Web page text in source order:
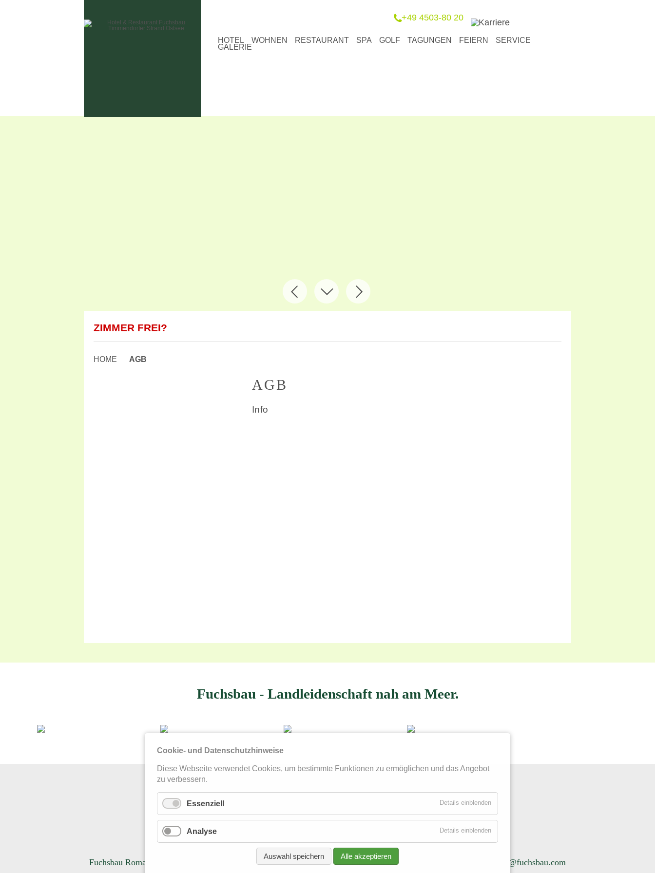
+49 4503-80 20
HOTEL WOHNEN RESTAURANT SPA GOLF TAGUNGEN FEIERN
SERVICE
GALERIE
ZIMMER FREI?
HOME AGB
AGB
Info
Fuchsbau - Landleidenschaft nah am Meer.
KONTAKT
Fuchsbau Romantik Hotel · Restaurant · SPA | Dorfstraße 9-11 · 23669 Timmendorfer Strand · Tel. 04503-8020 · info@fuchsbau.com
Cookie- und Datenschutzhinweise
Diese Webseite verwendet Cookies, um bestimmte Funktionen zu ermöglichen und das Angebot
zu verbessern.
Essenziell Details einblenden
Analyse Details einblenden
Auswahl speichern Alle akzeptieren